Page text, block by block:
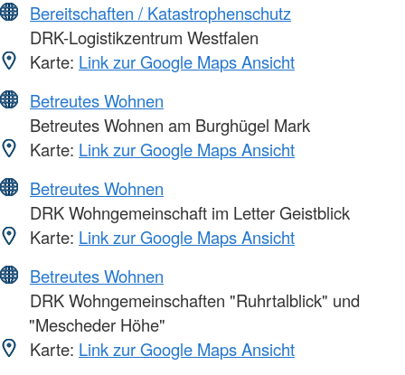
Bereitschaften / Katastrophenschutz
DRK-Logistikzentrum Westfalen
Karte: Link zur Google Maps Ansicht
Betreutes Wohnen
Betreutes Wohnen am Burghügel Mark
Karte: Link zur Google Maps Ansicht
Betreutes Wohnen
DRK Wohngemeinschaft im Letter Geistblick
Karte: Link zur Google Maps Ansicht
Betreutes Wohnen
DRK Wohngemeinschaften "Ruhrtalblick" und
"Mescheder Höhe"
Karte: Link zur Google Maps Ansicht